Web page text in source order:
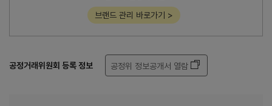
브랜드 관리 바로가기 >
공정거래위원회 등록 정보 공정위 정보공개서 열람